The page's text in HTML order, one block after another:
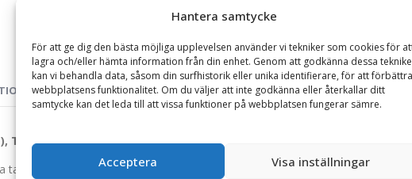
Hantera samtycke
För att ge dig den bästa möjliga upplevelsen använder vi tekniker som cookies för
lagra och/eller hämta information från din enhet. Genom att godkänna dessa
kan vi behandla data, såsom din surfhistorik eller unika identifierare, för att förbättra
webbplatsens funktionalitet. Om du väljer att inte godkänna eller återkallar ditt
samtycke kan det leda till att vissa funktioner på webbplatsen fungerar sämre.
Acceptera Visa inställningar
Hjullastare & Traktor
GARANTI
Trepunkt kat 1,2,3,4 (redskapssida), med avtagbart drag
med SMS/Trima på maskinsidan och trepunkt på redskapssidan.